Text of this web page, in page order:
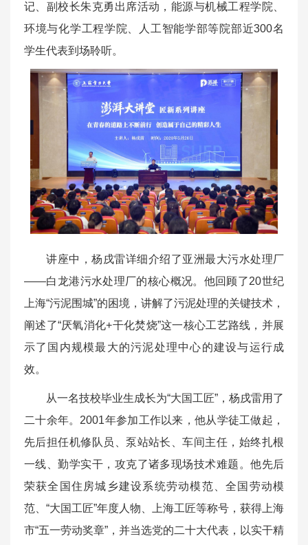
记、副校长朱克勇出席活动，能源与机械工程学院、
环境与化学工程学院、人工智能学部等院部近300名
学生代表到场聆听。
讲座中，杨戌雷详细介绍了亚洲最大污水处理厂
——白龙港污水处理厂的核心概况。他回顾了20世纪
上海“污泥围城”的困境，讲解了污泥处理的关键技术，
阐述了“厌氧消化+干化焚烧”这一核心工艺路线，并展
示了国内规模最大的污泥处理中心的建设与运行成
效。
从一名技校毕业生成长为“大国工匠”，杨戌雷用了
二十余年。2001年参加工作以来，他从学徒工做起，
先后担任机修队员、泵站站长、车间主任，始终扎根
一线、勤学实干，攻克了诸多现场技术难题。他先后
荣获全国住房城乡建设系统劳动模范、全国劳动模
范、“大国工匠”年度人物、上海工匠等称号，获得上海
市“五一劳动奖章”，并当选党的二十大代表，以实干精